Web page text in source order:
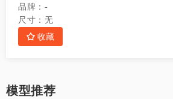
品牌： -
尺寸： 无
收藏
模型推荐